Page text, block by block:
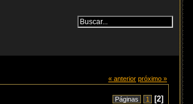
« anterior próximo »
Páginas 1 [2]